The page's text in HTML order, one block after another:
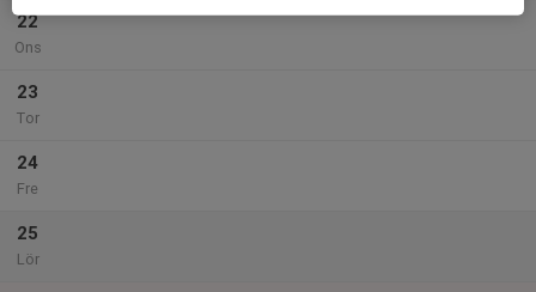
22
Ons
23
Tor
24
Fre
25
Lör